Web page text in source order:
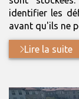
identifier les
avant qu'ils ne
Lire la suite